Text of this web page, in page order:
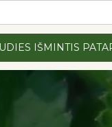
IŠMINTIS